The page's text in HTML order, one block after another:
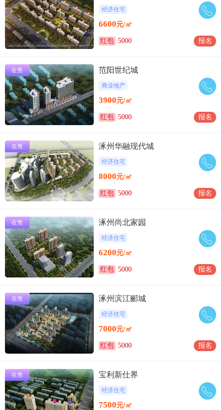
经济住宅
6600元/㎡
红包 5000 报名
在售 范阳世纪城
商业地产
3900元/㎡
红包 5000 报名
在售 涿州华融现代城
经济住宅
8000元/㎡
红包 5000 报名
在售 涿州尚北家园
经济住宅
6200元/㎡
红包 5000 报名
在售 涿州滨江郦城
经济住宅
7000元/㎡
红包 5000 报名
在售 宝利新仕界
经济住宅
7500元/㎡